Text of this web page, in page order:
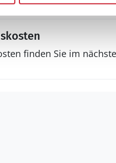
finden Sie im